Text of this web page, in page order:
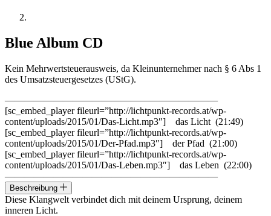
Blue Album CD
Kein Mehrwertsteuerausweis, da Kleinunternehmer nach § 6 Abs 1
des Umsatzsteuergesetzes (UStG).
——————————————————————
[sc_embed_player fileurl=”http://lichtpunkt-records.at/wp-
content/uploads/2015/01/Das-Licht.mp3″] das Licht (21:49)
[sc_embed_player fileurl=”http://lichtpunkt-records.at/wp-
content/uploads/2015/01/Der-Pfad.mp3″] der Pfad (21:00)
[sc_embed_player fileurl=”http://lichtpunkt-records.at/wp-
content/uploads/2015/01/Das-Leben.mp3″] das Leben (22:00)
——————————————————————
Beschreibung
Diese Klangwelt verbindet dich mit deinem Ursprung, deinem
inneren Licht.